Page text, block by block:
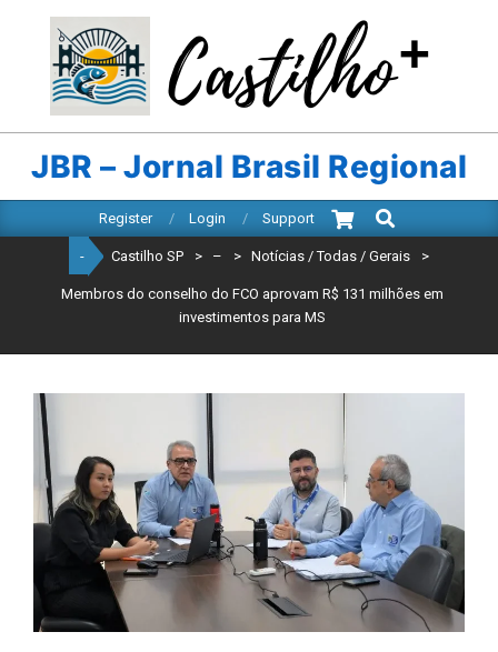
content
CASTILHO
SP
JBR – Jornal Brasil Regional
Navigation
Register Login Support
Search
- Castilho SP > – > Notícias / Todas / Gerais >
Membros do conselho do FCO aprovam R$ 131 milhões em
investimentos para MS